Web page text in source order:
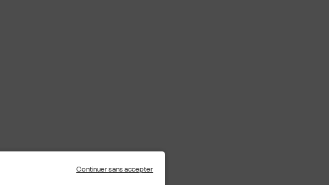
Continuer sans accepter